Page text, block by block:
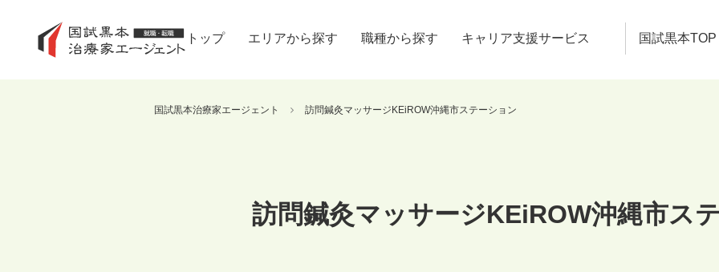
トップ エリアから探す 職種から探す キャリア支援サービス 国試黒本TOP
国試黒本治療家エージェント 訪問鍼灸マッサージKEiROW沖縄市ステーション
訪問鍼灸マッサージKEiROW沖縄市ス